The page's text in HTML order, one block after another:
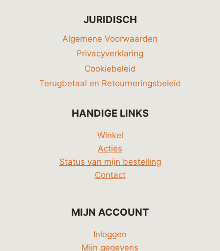
JURIDISCH
Algemene Voorwaarden
Privacyverklaring
Cookiebeleid
Terugbetaal en Retourneringsbeleid
HANDIGE LINKS
Winkel
Acties
Status van mijn bestelling
Contact
MIJN ACCOUNT
Inloggen
Mijn gegevens